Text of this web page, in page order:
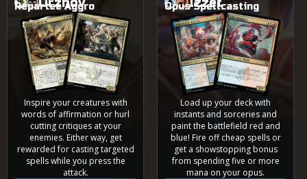
テ
ィ
ア
?
4色 0.7%
4色 0.5%
Grixis 0.2%
Repartee Aggro
桂(けい)冠(かん)詩(し)人(じん)、アビゲール小(こ)言(ごと)を言(い)う管(かん)理(り)人(にん)
Inspire your creatures with
words of affirmation or hurl
cutting critiques at your
enemies. Either way, get
rewarded for casting targeted
spells while you press the
attack.
Opus Spellcasting
荒(あら)削(けず)りな天(てん)才(さい)、サナール
抽(ちゅう)象(しょう)の描(
Load up your deck with
instants and sorceries and
paint the battlefield red and
blue! Fire off cheap spells or
get a showstopping bonus
from spending five or more
mana on your opus.